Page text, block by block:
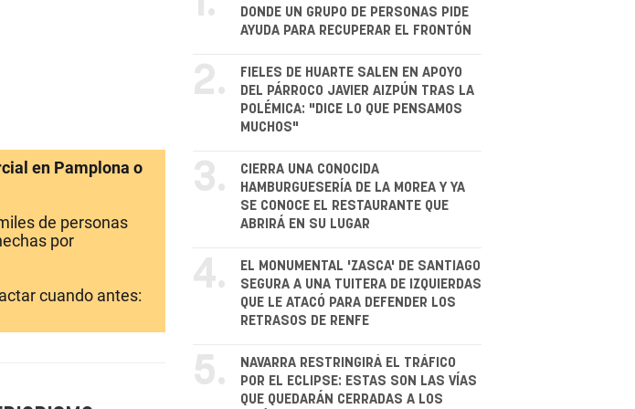
en Pamplona o
de personas
por
cuando antes:
DONDE UN GRUPO DE PERSONAS PIDE
AYUDA PARA RECUPERAR EL FRONTÓN
2.
FIELES DE HUARTE SALEN EN APOYO
DEL PÁRROCO JAVIER AIZPÚN TRAS LA
POLÉMICA: "DICE LO QUE PENSAMOS
MUCHOS"
3.
CIERRA UNA CONOCIDA
HAMBURGUESERÍA DE LA MOREA Y YA
SE CONOCE EL RESTAURANTE QUE
ABRIRÁ EN SU LUGAR
4.
EL MONUMENTAL 'ZASCA' DE SANTIAGO
SEGURA A UNA TUITERA DE IZQUIERDAS
QUE LE ATACÓ PARA DEFENDER LOS
RETRASOS DE RENFE
5.
NAVARRA RESTRINGIRÁ EL TRÁFICO
POR EL ECLIPSE: ESTAS SON LAS VÍAS
QUE QUEDARÁN CERRADAS A LOS